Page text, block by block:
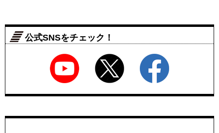
公式SNSをチェック！